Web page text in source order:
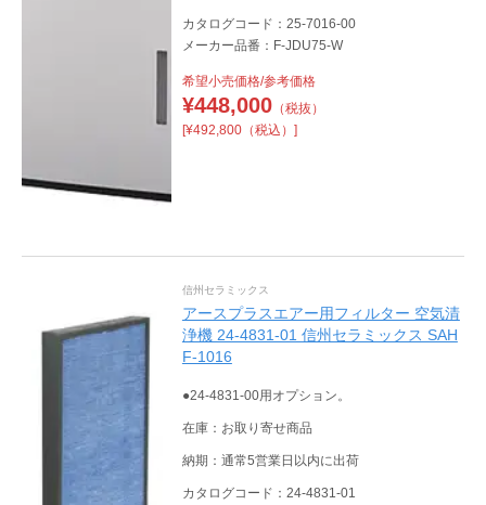
カタログコード：25-7016-00
メーカー品番：F-JDU75-W
希望小売価格/参考価格
¥448,000（税抜）
[¥492,800（税込）]
信州セラミックス
アースプラスエアー用フィルター 空気清
浄機 24-4831-01 信州セラミックス SAH
F-1016
●24-4831-00用オプション。
在庫：お取り寄せ商品
納期：通常5営業日以内に出荷
カタログコード：24-4831-01